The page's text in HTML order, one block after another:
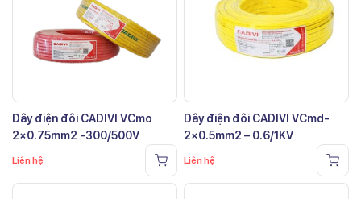
Dây điện đôi CADIVI VCmo
2×0.75mm2 -300/500V
Liên hệ
Dây điện đôi CADIVI VCmd-
2×0.5mm2 – 0.6/1KV
Liên hệ